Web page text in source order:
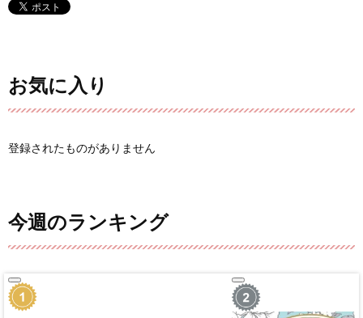
お気に入り
登録されたものがありません
今週のランキング